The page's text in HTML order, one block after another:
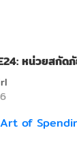
หน่วยสกัด